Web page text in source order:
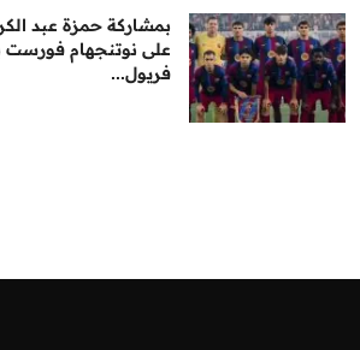
بمشاركة حمزة عبد
على نوتنجهام
فريول...